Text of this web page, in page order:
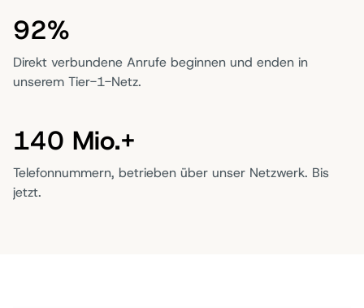
92%
Direkt verbundene Anrufe beginnen und enden in
unserem Tier-1-Netz.
140 Mio.+
Telefonnummern, betrieben über unser Netzwerk. Bis
jetzt.